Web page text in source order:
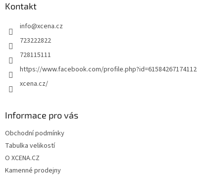
Kontakt
info@xcena.cz
723222822
728115111
https://www.facebook.com/profile.php?id=61584267174112
xcena.cz/
Informace pro vás
Obchodní podmínky
Tabulka velikostí
O XCENA.CZ
Kamenné prodejny